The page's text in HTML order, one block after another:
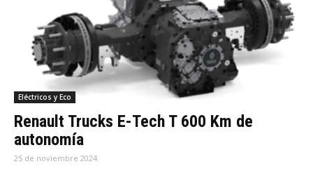
Eléctricos y Eco
Renault Trucks E-Tech T 600 Km de
autonomía
25 de noviembre 2024